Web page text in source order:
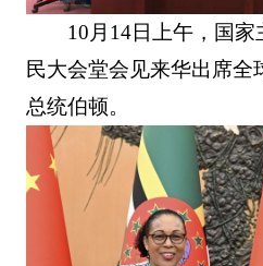
10月14日上午，国家
民大会堂会见来华出席
总统伯顿。